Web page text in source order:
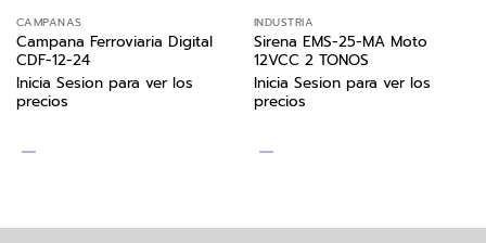
CAMPANAS
Campana Ferroviaria Digital
CDF-12-24
Inicia Sesion para ver los
precios
INDUSTRIA
Sirena EMS-25-MA Moto
12VCC 2 TONOS
Inicia Sesion para ver los
precios